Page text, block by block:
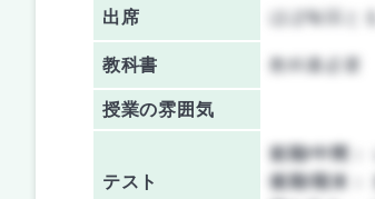
出席 ほぼ毎回とる
教科書 教科書必要
授業の雰囲気
テスト
前期/中間：
後期/期末：